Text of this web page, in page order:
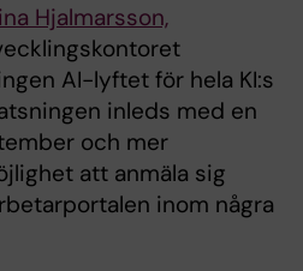
Hjalmarsson,
AI-lyftet för hela KI:s
inleds med en
och mer
att anmäla sig
inom några